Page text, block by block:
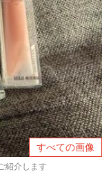
すべての画像
紹介します